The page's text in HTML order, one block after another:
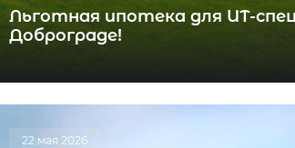
Льготная ипотека для ИТ-
Доброграде!
22 мая 2026